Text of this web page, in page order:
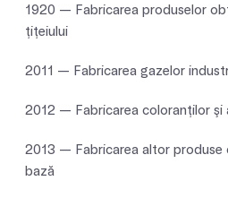
1920 — Fabricarea produselor
ţiţeiului
2011 — Fabricarea gazelor
2012 — Fabricarea coloranţilor şi
2013 — Fabricarea altor produse
bază